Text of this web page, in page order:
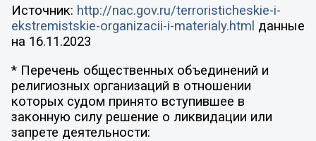
Источник: http://nac.gov.ru/terroristicheskie-i-
ekstremistskie-organizacii-i-materialy.html данные
на 16.11.2023
* Перечень общественных объединений и
религиозных организаций в отношении
которых судом принято вступившее в
законную силу решение о ликвидации или
запрете деятельности: